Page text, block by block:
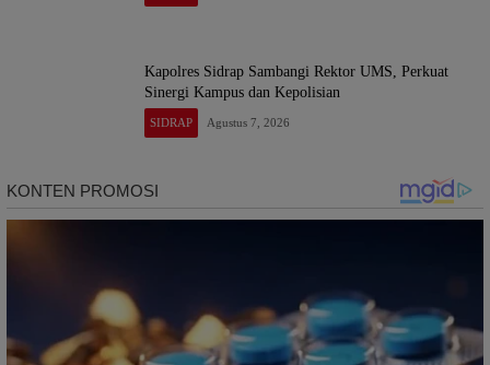
Kapolres Sidrap Sambangi Rektor UMS, Perkuat
Sinergi Kampus dan Kepolisian
SIDRAP Agustus 7, 2026